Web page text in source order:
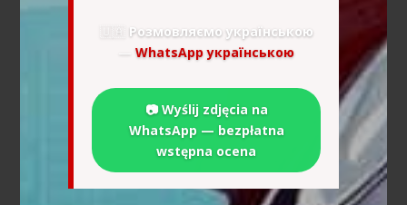
🇺🇦 Розмовляємо українською
— WhatsApp українською
📷 Wyślij zdjęcia na
WhatsApp — bezpłatna
wstępna ocena